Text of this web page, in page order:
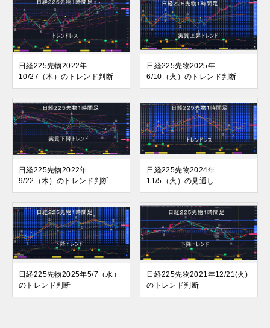
日経225先物2022年
10/27（木）のトレンド判断
日経225先物2025年
6/10（火）のトレンド判断
日経225先物2022年
9/22（木）のトレンド判断
日経225先物2024年
11/5（火）の見通し
日経225先物2025年5/7（水）
のトレンド判断
日経225先物2021年12/21(火)
のトレンド判断